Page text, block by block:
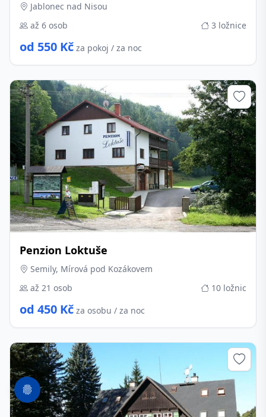
Jablonec nad Nisou
až 6 osob
3 ložnice
od 550 Kč za pokoj / za noc
Penzion Loktuše
Semily, Mírová pod Kozákovem
až 21 osob
10 ložnic
od 450 Kč za osobu / za noc